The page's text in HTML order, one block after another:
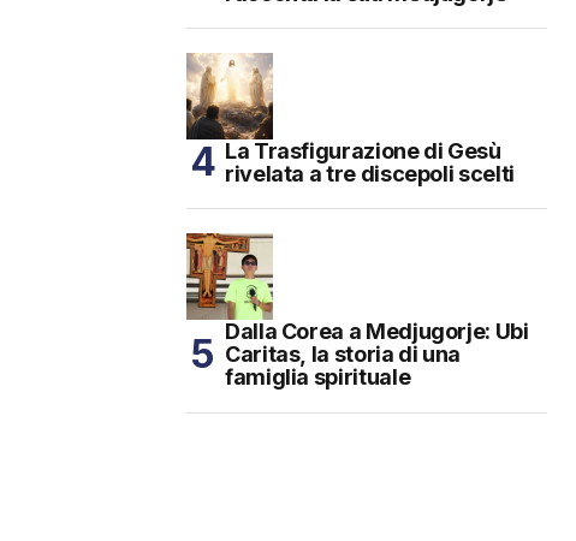
La Trasfigurazione di Gesù
rivelata a tre discepoli scelti
Dalla Corea a Medjugorje: Ubi
Caritas, la storia di una
famiglia spirituale